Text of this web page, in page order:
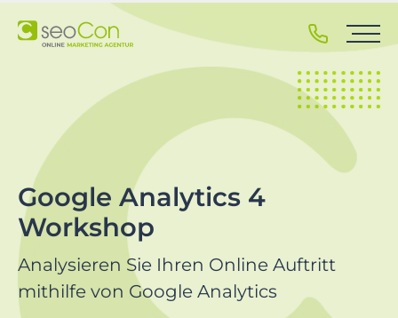
u
a
v
i
g
a
t
Google Analytics 4
Workshop
Analysieren Sie Ihren Online Auftritt
mithilfe von Google Analytics